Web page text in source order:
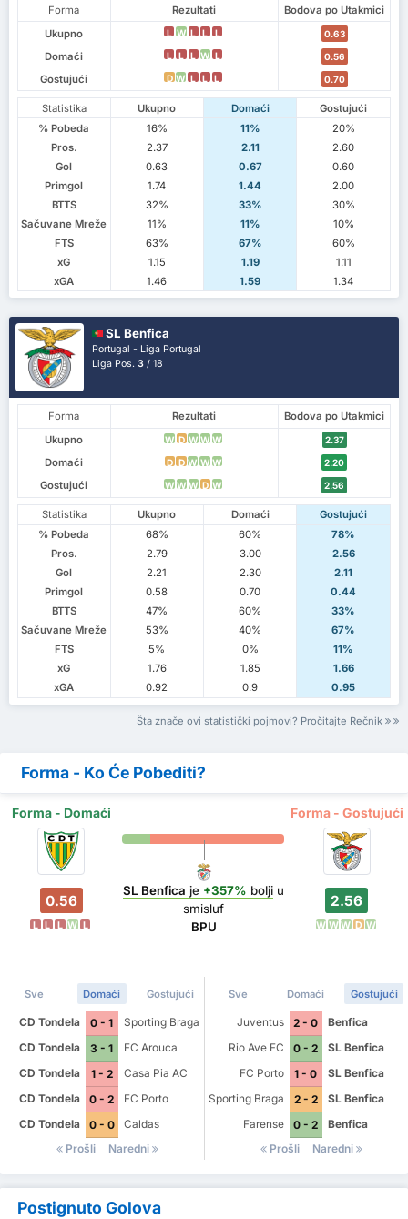
Forma Rezultati
Bodova po Utakmici
Ukupno
L W L L L 0.63
Domaći L L L W L 0.56
Gostujući D W L L L 0.70
Statistika Ukupno Domaći
Gostujući
% Pobeda
16% 11%
20%
Pros.
2.37 2.11
2.60
Gol
0.63 0.67
0.60
Primgol
1.74 1.44
2.00
BTTS
32% 33%
30%
Sačuvane Mreže
11% 11%
10%
FTS
63% 67%
60%
xG
1.15 1.19
1.11
xGA
1.46 1.59 1.34
SL Benfica
Portugal - Liga Portugal
Liga Pos.3 / 18
Forma Rezultati
Bodova po Utakmici
Ukupno
W D W W W 2.37
Domaći D D W W W 2.20
Gostujući W W W D W 2.56
Statistika Ukupno Domaći
Gostujući
% Pobeda
68% 60%
78%
Pros.
2.79 3.00
2.56
Gol
2.21 2.30
2.11
Primgol
0.58 0.70
0.44
BTTS
47% 60%
33%
Sačuvane Mreže
53% 40%
67%
FTS
5% 0%
11%
xG
1.76 1.85
1.66
xGA
0.92 0.9 0.95
Šta znače ovi statistički pojmovi? Pročitajte Rečnik
Forma - Ko Će Pobediti?
Forma - Domaći Forma - Gostujući
0.56
L L L W L
SL Benfica je +357% bolji u
smisluf
BPU
2.56
W W W D W
Sve Domaći Gostujući
CD Tondela 0 - 1
Sporting Braga
CD Tondela
3 - 1
FC Arouca
CD Tondela
1 - 2
Casa Pia AC
CD Tondela
0 - 2
FC Porto
CD Tondela
0 - 0
Caldas
Prošli
Naredni
Sve Domaći Gostujući
Juventus 2 - 0
Benfica
Rio Ave FC
0 - 2
SL Benfica
FC Porto
1 - 0
SL Benfica
Sporting Braga
2 - 2
SL Benfica
Farense
0 - 2
Benfica
Prošli
Naredni
Postignuto Golova